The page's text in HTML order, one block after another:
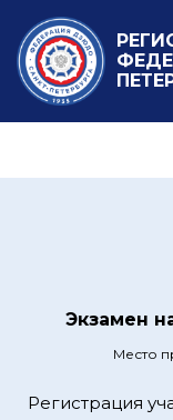
Экзамен
Место
Регистрация